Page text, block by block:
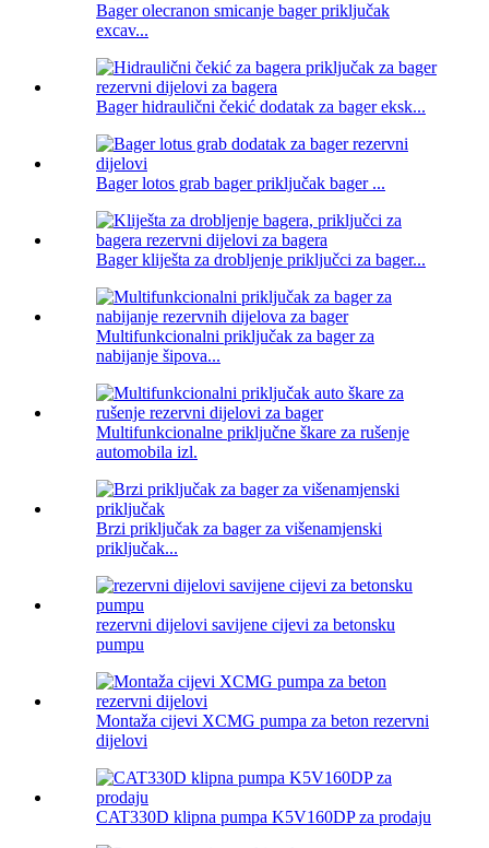
Bager olecranon smicanje bager priključak
excav...
Bager hidraulični čekić dodatak za bager eksk...
Bager lotos grab bager priključak bager ...
Bager kliješta za drobljenje priključci za bager...
Multifunkcionalni priključak za bager za
nabijanje šipova...
Multifunkcionalne priključne škare za rušenje
automobila izl.
Brzi priključak za bager za višenamjenski
priključak...
rezervni dijelovi savijene cijevi za betonsku
pumpu
Montaža cijevi XCMG pumpa za beton rezervni
dijelovi
CAT330D klipna pumpa K5V160DP za prodaju